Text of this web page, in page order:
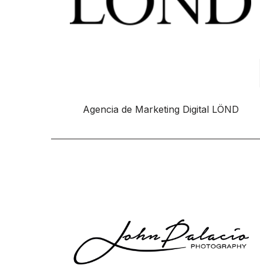
Agencia de Marketing Digital LÖND